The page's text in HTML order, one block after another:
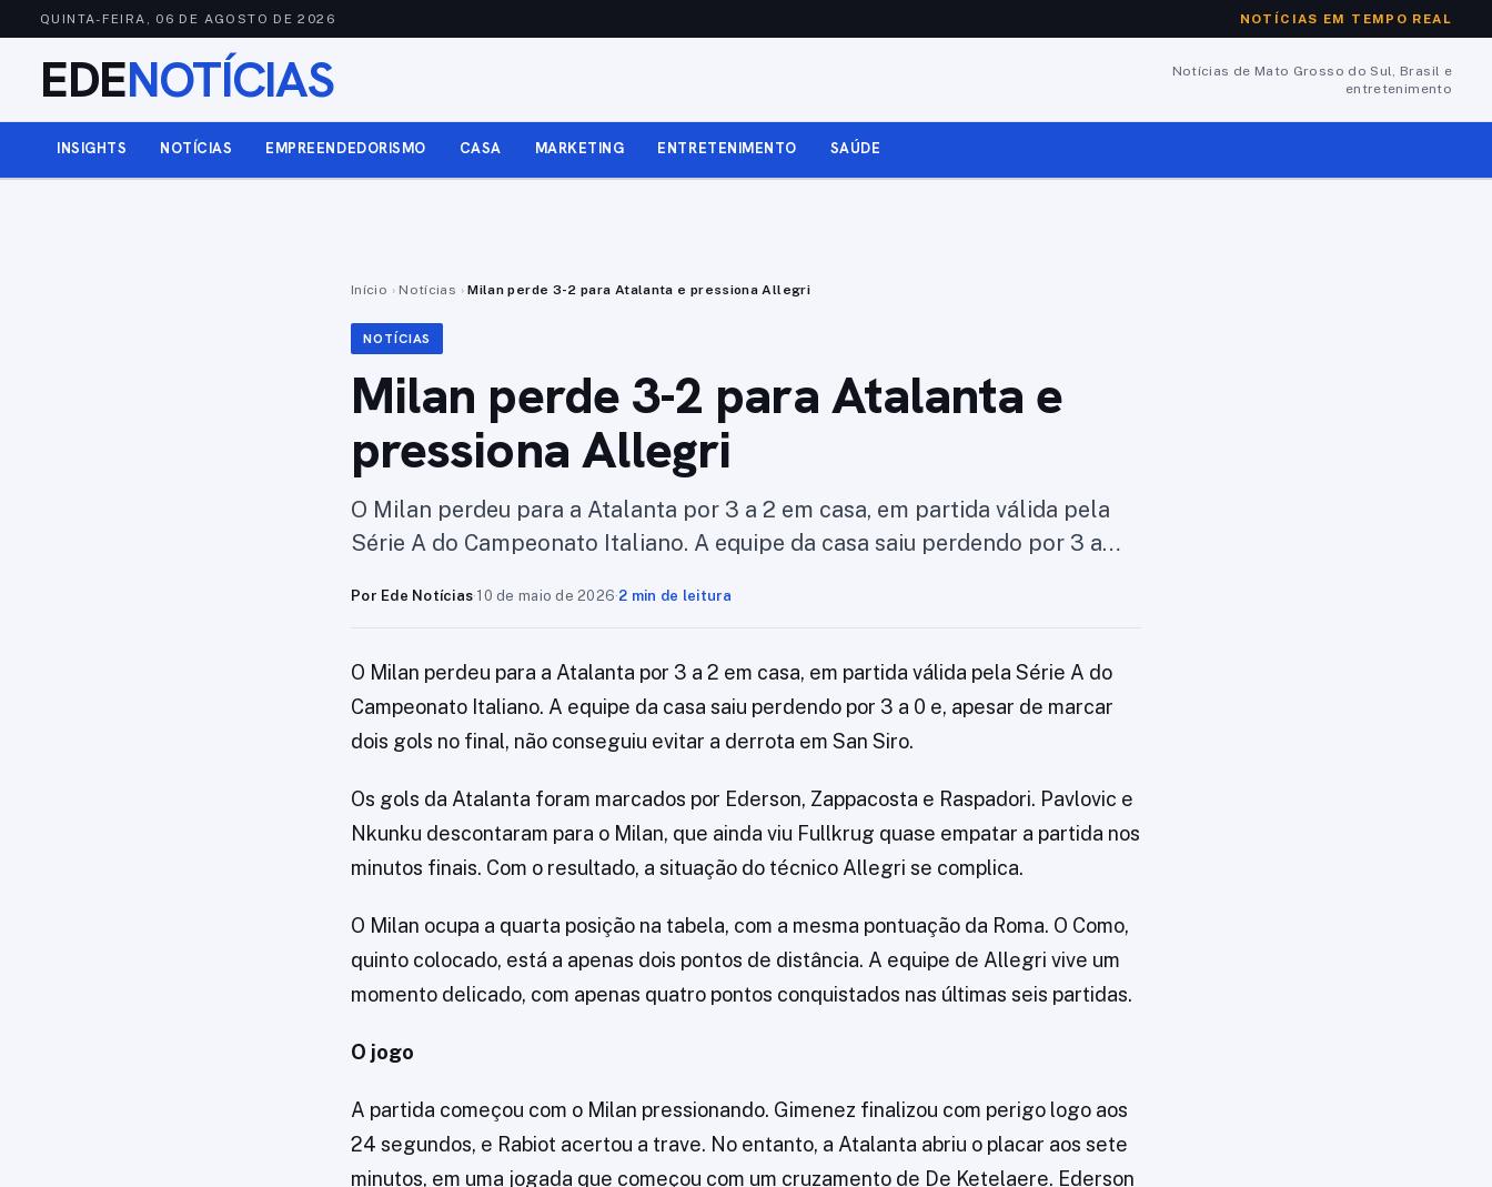
QUINTA-FEIRA, 06 DE AGOSTO DE 2026 NOTÍCIAS EM TEMPO REAL
EDENOTÍCIAS
Notícias de Mato Grosso do Sul, Brasil e
entretenimento
INSIGHTS NOTÍCIAS EMPREENDEDORISMO CASA MARKETING ENTRETENIMENTO SAÚDE
Início › Notícias › Milan perde 3-2 para Atalanta e pressiona Allegri
NOTÍCIAS
Milan perde 3-2 para Atalanta e
pressiona Allegri
O Milan perdeu para a Atalanta por 3 a 2 em casa, em partida válida pela
Série A do Campeonato Italiano. A equipe da casa saiu perdendo por 3 a…
Por Ede Notícias·10 de maio de 2026·2 min de leitura
O Milan perdeu para a Atalanta por 3 a 2 em casa, em partida válida pela Série A do
Campeonato Italiano. A equipe da casa saiu perdendo por 3 a 0 e, apesar de marcar
dois gols no final, não conseguiu evitar a derrota em San Siro.
Os gols da Atalanta foram marcados por Ederson, Zappacosta e Raspadori. Pavlovic e
Nkunku descontaram para o Milan, que ainda viu Fullkrug quase empatar a partida nos
minutos finais. Com o resultado, a situação do técnico Allegri se complica.
O Milan ocupa a quarta posição na tabela, com a mesma pontuação da Roma. O Como,
quinto colocado, está a apenas dois pontos de distância. A equipe de Allegri vive um
momento delicado, com apenas quatro pontos conquistados nas últimas seis partidas.
O jogo
A partida começou com o Milan pressionando. Gimenez finalizou com perigo logo aos
24 segundos, e Rabiot acertou a trave. No entanto, a Atalanta abriu o placar aos sete
minutos, em uma jogada que começou com um cruzamento de De Ketelaere. Ederson